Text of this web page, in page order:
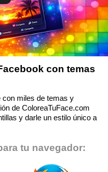
con temas
con miles de temas y
de ColoreaTuFace.com
y darle un estilo único a
tu navegador: